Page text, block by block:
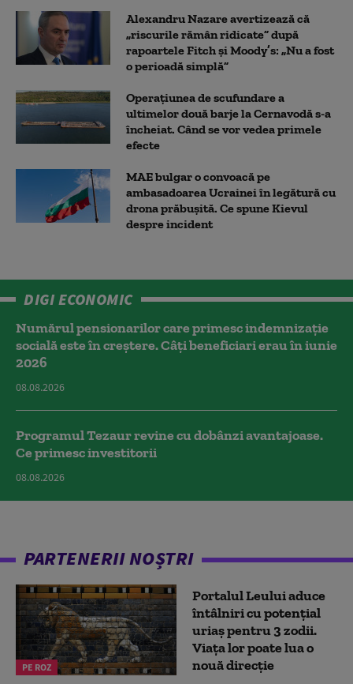
Alexandru Nazare avertizează că
„riscurile rămân ridicate” după
rapoartele Fitch și Moody’s: „Nu a fost
o perioadă simplă”
Operațiunea de scufundare a
ultimelor două barje la Cernavodă s-a
încheiat. Când se vor vedea primele
efecte
MAE bulgar o convoacă pe
ambasadoarea Ucrainei în legătură cu
drona prăbuşită. Ce spune Kievul
despre incident
DIGI ECONOMIC
Numărul pensionarilor care primesc indemnizaţie
socială este în creștere. Câți beneficiari erau în iunie
2026
08.08.2026
Programul Tezaur revine cu dobânzi avantajoase.
Ce primesc investitorii
08.08.2026
PARTENERII NOȘTRI
PE ROZ
Portalul Leului aduce
întâlniri cu potențial
uriaș pentru 3 zodii.
Viața lor poate lua o
nouă direcție